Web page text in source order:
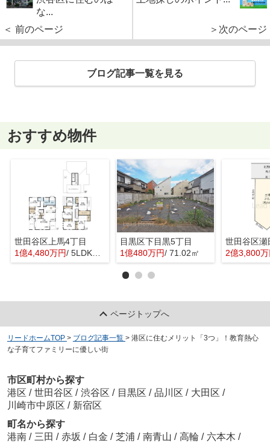
な...
＜ 前のページ
＞次のページ
ブログ記事一覧を見る
おすすめ物件
世田谷区上馬4丁目
1億4,480万円/ 5LDK＋1S(納戸)
目黒区下目黒5丁目
1億480万円/ 71.02㎡
世田谷区瀬
2億3,800
ページトップへ
リードホームTOP > ブログ記事一覧 > 港区に住むメリット「3つ」！教育熱心
な子育てファミリーに優しい街
市区町村から探す
港区 / 世田谷区 / 渋谷区 / 目黒区 / 品川区 / 大田区 /
川崎市中原区 / 新宿区
町名から探す
港南 / 三田 / 赤坂 / 白金 / 芝浦 / 南青山 / 高輪 / 六本木 /